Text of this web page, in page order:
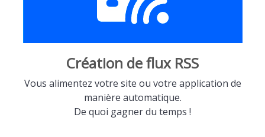
Création de flux RSS
Vous alimentez votre site ou votre application de
manière automatique.
De quoi gagner du temps !